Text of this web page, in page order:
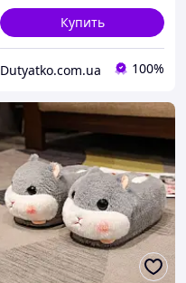
Купить
Dutyatko.com.ua 100%